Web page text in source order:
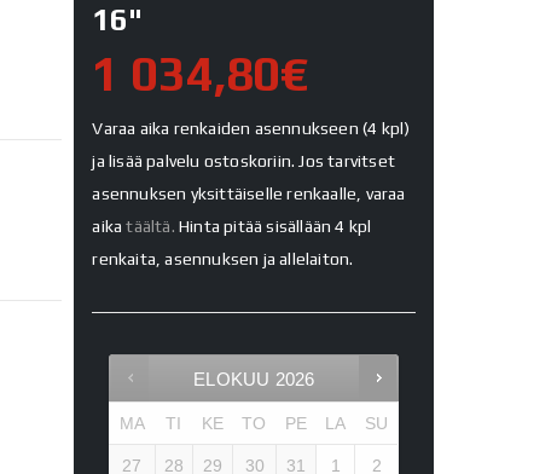
16"
1 034,80€
Varaa aika renkaiden asennukseen (4 kpl)
ja lisää palvelu ostoskoriin. Jos tarvitset
asennuksen yksittäiselle renkaalle, varaa
aikatäältä. Hinta pitää sisällään 4 kpl
renkaita, asennuksen ja allelaiton.
ELOKUU 2026
MA TI KE TO PE LA SU
27 28 29 30 31 1 2